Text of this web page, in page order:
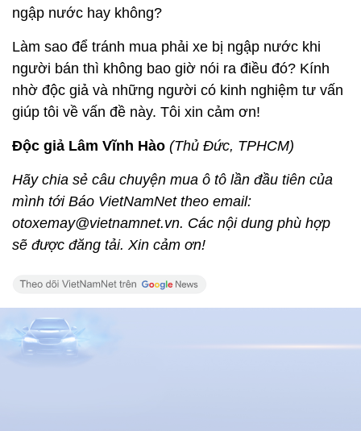
ngập nước hay không?
Làm sao để tránh mua phải xe bị ngập nước khi
người bán thì không bao giờ nói ra điều đó? Kính
nhờ độc giả và những người có kinh nghiệm tư vấn
giúp tôi về vấn đề này. Tôi xin cảm ơn!
Độc giả Lâm Vĩnh Hào (Thủ Đức, TPHCM)
Hãy chia sẻ câu chuyện mua ô tô lần đầu tiên của
mình tới Báo VietNamNet theo email:
otoxemay@vietnamnet.vn. Các nội dung phù hợp
sẽ được đăng tải. Xin cảm ơn!